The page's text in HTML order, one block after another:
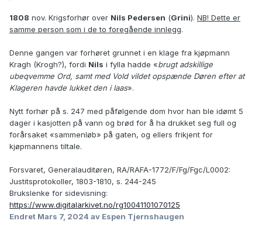
1808 nov. Krigsforhør over Nils Pedersen (Grini). NB! Dette er
samme person som i de to foregående innlegg.
Denne gangen var forhøret grunnet i en klage fra kjøpmann
Kragh (Krogh?), fordi Nils i fylla hadde «brugt adskillige
ubeqvemme Ord, samt med Vold vildet opspænde Døren efter at
Klageren havde lukket den i laas».
Nytt forhør på s. 247 med påfølgende dom hvor han ble idømt 5
dager i kasjotten på vann og brød for å ha drukket seg full og
forårsaket «sammenløb» på gaten, og ellers frikjent for
kjøpmannens tiltale.
Forsvaret, Generalauditøren, RA/RAFA-1772/F/Fg/Fgc/L0002:
Justitsprotokoller, 1803-1810, s. 244-245
Brukslenke for sidevisning:
https://www.digitalarkivet.no/rg10041101070125
Endret Mars 7, 2024 av Espen Tjernshaugen